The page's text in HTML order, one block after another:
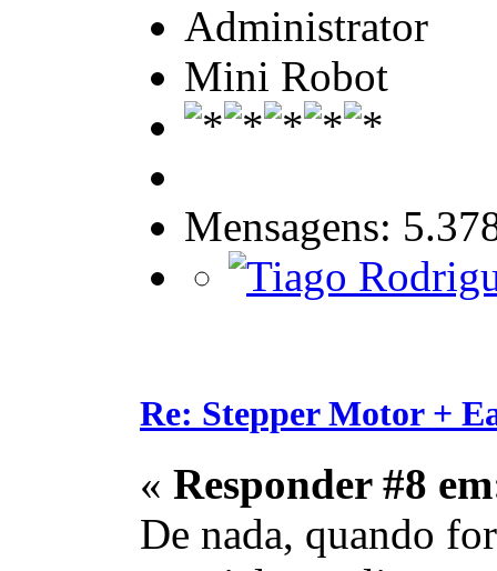
Administrator
Mini Robot
Mensagens:
Re: Stepper Motor +
« Responder #8
De nada, quando